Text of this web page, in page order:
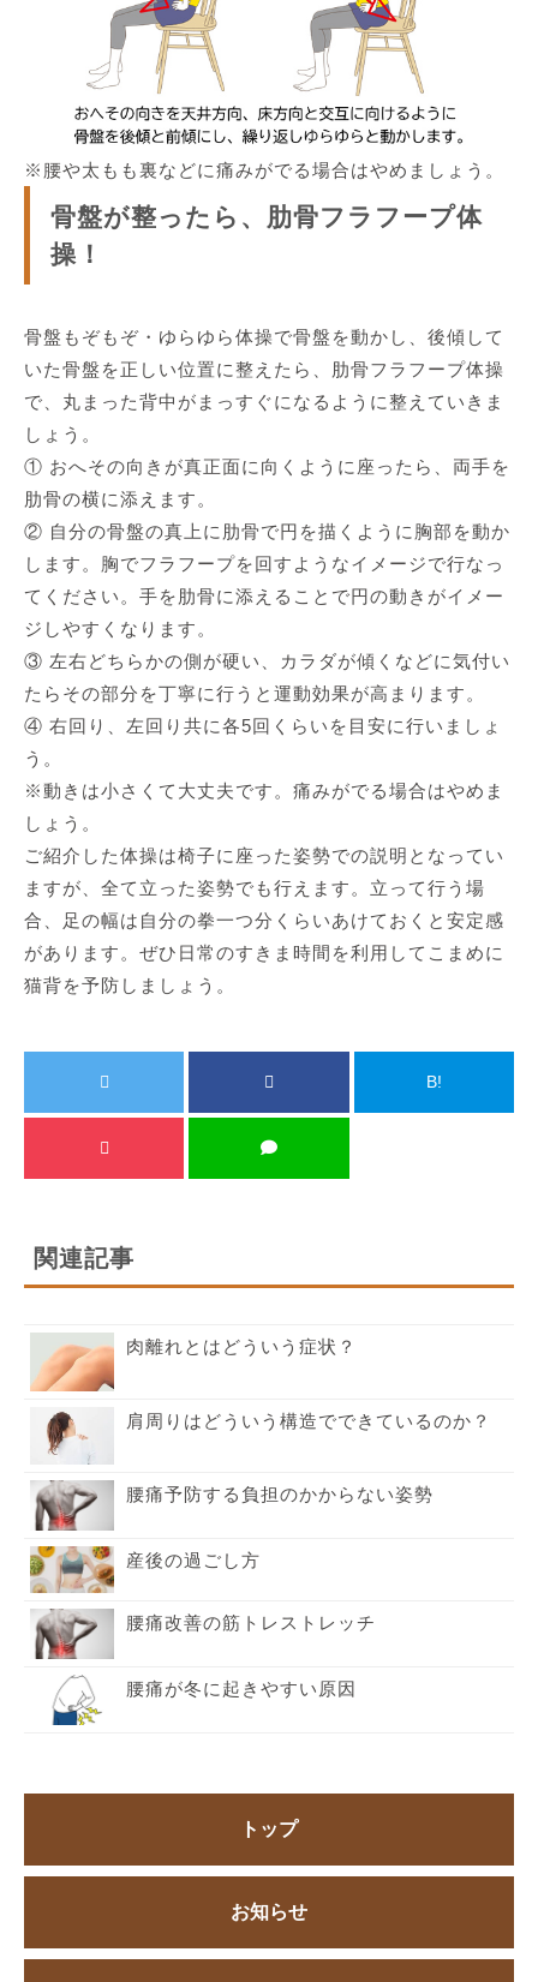
※腰や太もも裏などに痛みがでる場合はやめましょう。
骨盤が整ったら、肋骨フラフープ体
操！
骨盤もぞもぞ・ゆらゆら体操で骨盤を動かし、後傾して
いた骨盤を正しい位置に整えたら、肋骨フラフープ体操
で、丸まった背中がまっすぐになるように整えていきま
しょう。
① おへその向きが真正面に向くように座ったら、両手を
肋骨の横に添えます。
② 自分の骨盤の真上に肋骨で円を描くように胸部を動か
します。胸でフラフープを回すようなイメージで行なっ
てください。手を肋骨に添えることで円の動きがイメー
ジしやすくなります。
③ 左右どちらかの側が硬い、カラダが傾くなどに気付い
たらその部分を丁寧に行うと運動効果が高まります。
④ 右回り、左回り共に各5回くらいを目安に行いましょ
う。
※動きは小さくて大丈夫です。痛みがでる場合はやめま
しょう。
ご紹介した体操は椅子に座った姿勢での説明となってい
ますが、全て立った姿勢でも行えます。立って行う場
合、足の幅は自分の拳一つ分くらいあけておくと安定感
があります。ぜひ日常のすきま時間を利用してこまめに
猫背を予防しましょう。
B!
関連記事
肉離れとはどういう症状？
肩周りはどういう構造でできているのか？
腰痛予防する負担のかからない姿勢
産後の過ごし方
腰痛改善の筋トレストレッチ
腰痛が冬に起きやすい原因
トップ
お知らせ